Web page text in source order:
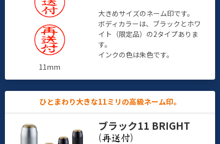
11mm
大きめサイズのネーム印です。
ボディカラーは、ブラックとホワ
イト（限定品）の2タイプありま
す。
インクの色は朱色です。
ひとまわり大きな11ミリの高級ネーム印。
ブラック11 BRIGHT
(
)